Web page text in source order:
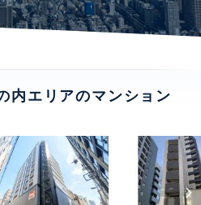
内エリアのマンション